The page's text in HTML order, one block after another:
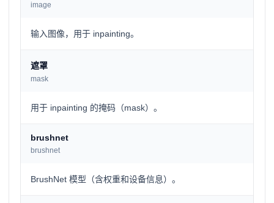
image
输入图像，用于 inpainting。
遮罩
mask
用于 inpainting 的掩码（mask）。
brushnet
brushnet
BrushNet 模型（含权重和设备信息）。